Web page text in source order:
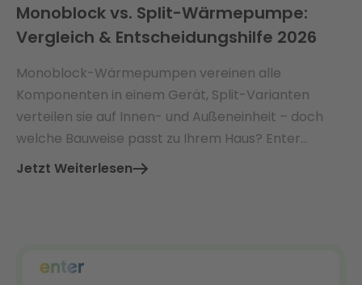
Monoblock vs. Split-Wärmepumpe:
Vergleich & Entscheidungshilfe 2026
Monoblock-Wärmepumpen vereinen alle
Komponenten in einem Gerät, Split-Varianten
verteilen sie auf Innen- und Außeneinheit – doch
welche Bauweise passt zu Ihrem Haus? Enter
vergleicht beide Systeme und zeigt, worauf es bei
Jetzt Weiterlesen